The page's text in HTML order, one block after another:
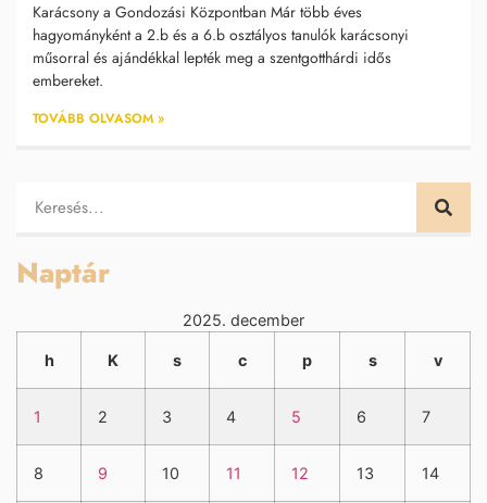
Karácsony a Gondozási Központban Már több éves
hagyományként a 2.b és a 6.b osztályos tanulók karácsonyi
műsorral és ajándékkal lepték meg a szentgotthárdi idős
embereket.
TOVÁBB OLVASOM »
Naptár
2025. december
h K s c p s v
1 2 3 4 5 6 7
8 9 10 11 12 13 14